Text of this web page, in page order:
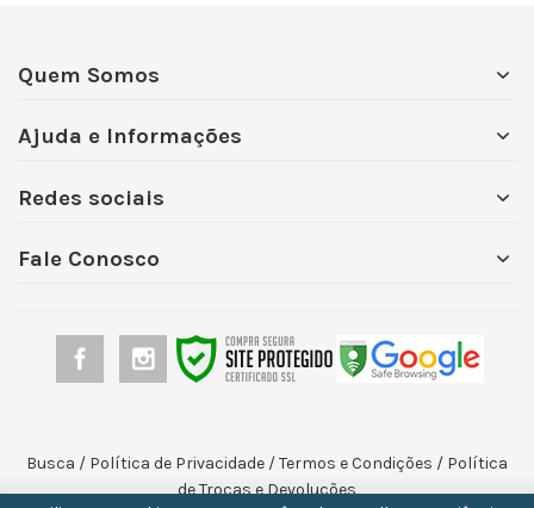
Quem Somos
Ajuda e Informações
Redes sociais
Fale Conosco
Busca / Política de Privacidade /Termos e Condições / Política
de Trocas e Devoluções